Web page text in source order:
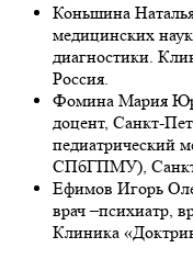
Коньшина
медицинских
диагностики.
Россия.
Фомина Мария
доцент, Санкт-
педиатрический
СПбГПМУ), Санкт-
Ефимов Игорь
врач –психиатр,
Клиника